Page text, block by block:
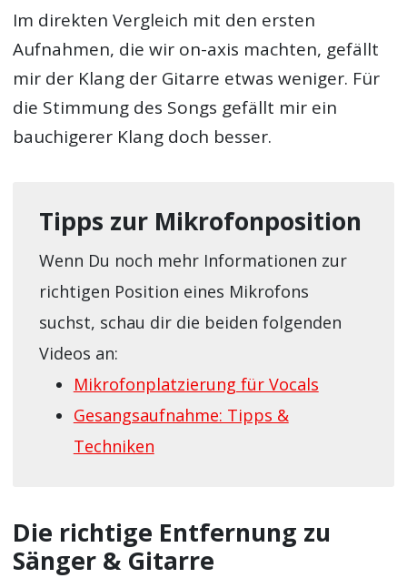
Im direkten Vergleich mit den ersten
Aufnahmen, die wir on-axis machten, gefällt
mir der Klang der Gitarre etwas weniger. Für
die Stimmung des Songs gefällt mir ein
bauchigerer Klang doch besser.
Tipps zur Mikrofonposition
Wenn Du noch mehr Informationen zur
richtigen Position eines Mikrofons
suchst, schau dir die beiden folgenden
Videos an:
Mikrofonplatzierung für Vocals
Gesangsaufnahme: Tipps &
Techniken
Die richtige Entfernung zu
Sänger & Gitarre